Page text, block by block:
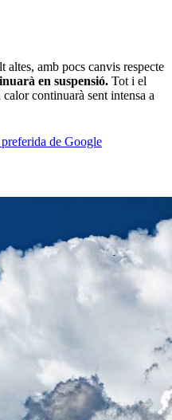
altes, amb pocs canvis respecte
en suspensió. Tot i el
continuarà sent intensa a
de Google